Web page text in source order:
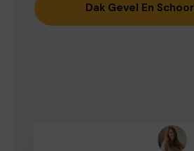
Dak Gevel En